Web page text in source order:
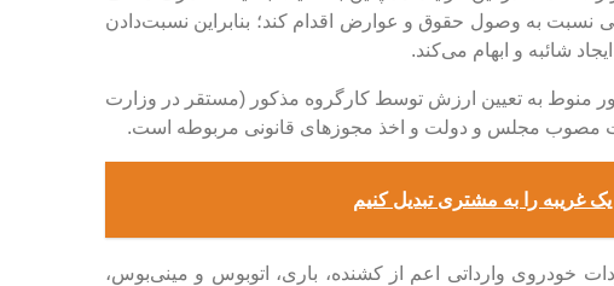
نسبت به وصول حقوق و عوارض اقدام کند؛ بنابراین نسبت‌دادن
شائبه و ابهام می‌کند.
منوط به تعیین ارزش توسط کارگروه مذکور (مستقر در وزارت
مصوب مجلس و دولت و اخذ مجوز‌های قانونی مربوطه است.
غریبه را به مشتری تبدیل کنیم
خودروی وارداتی اعم از کشنده، باری، اتوبوس و مینی‌بوس،